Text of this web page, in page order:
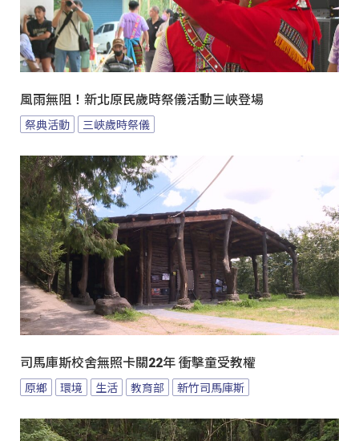
風雨無阻！新北原民歲時祭儀活動三峽登場
祭典活動 三峽歲時祭儀
司馬庫斯校舍無照卡關22年 衝擊童受教權
原鄉 環境 生活 教育部 新竹司馬庫斯